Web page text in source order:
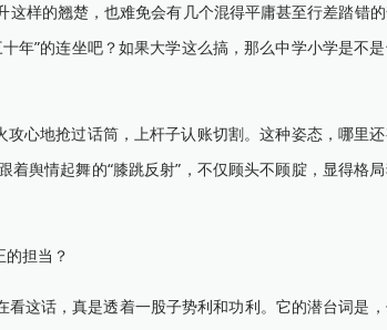
的翘楚，也难免会有几个混得平庸甚至行差踏错的
年”的连坐吧？如果大学这么搞，那么中学小学是不
心地抢过话筒，上杆子认账切割。这种姿态，哪里还
舆情起舞的“膝跳反射”，不仅顾头不顾腚，显得格
担当？
这话，真是透着一股子势利和功利。它的潜台词是